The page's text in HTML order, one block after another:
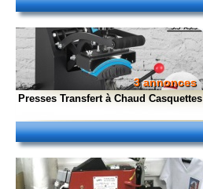
3 annonces
Presses Transfert à Chaud Casquettes